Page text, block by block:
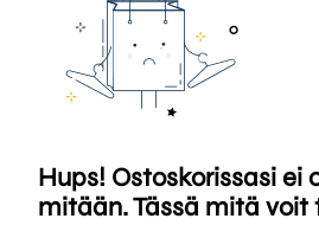
Hups! Ostoskorissasi ei
mitään. Tässä mitä voit